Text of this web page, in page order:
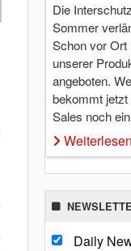
Die
Sommer
Schon vor Ort
unserer
angeboten.
bekommt
Sales noch
Weiterlesen
Daily